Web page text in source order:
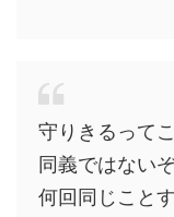
守りきるって
同義ではない
何回同じこと